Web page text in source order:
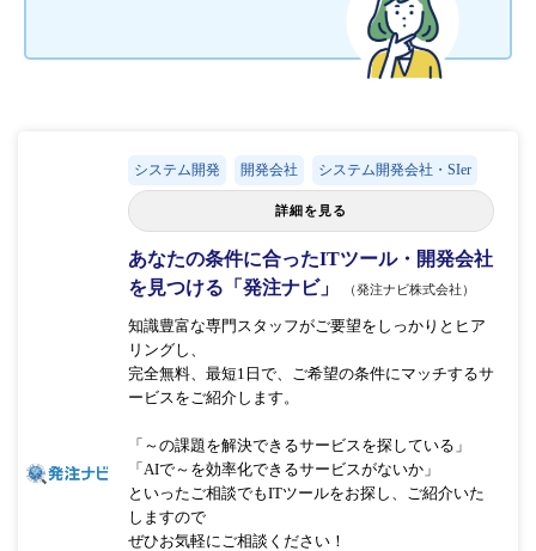
システム開発 開発会社 システム開発会社・SIer
詳細を見る
あなたの条件に合ったITツール・開発会社
を見つける「発注ナビ」
（発注ナビ株式会社）
知識豊富な専門スタッフがご要望をしっかりとヒア
リングし、
完全無料、最短1日で、ご希望の条件にマッチするサ
ービスをご紹介します。
「～の課題を解決できるサービスを探している」
「AIで～を効率化できるサービスがないか」
といったご相談でもITツールをお探し、ご紹介いた
しますので
ぜひお気軽にご相談ください！